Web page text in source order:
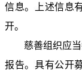
信息。上述信息
开。
慈善组织应
报告。具有公开